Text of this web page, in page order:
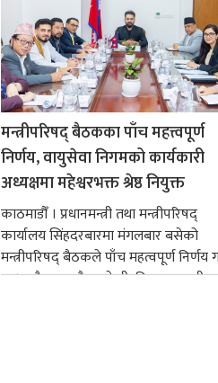
मन्त्रीपरिषद् बैठकका पाँच महत्त्वपूर्ण
निर्णय, वायुसेवा निगमको कार्यकारी
अध्यक्षमा महेश्वरभक्त श्रेष्ठ नियुक्त
काठमाडौँ । प्रधानमन्त्री तथा मन्त्रीपरिषद्
कार्यालय सिंहदरबारमा मंगलबार बसेको
मन्त्रीपरिषद् बैठकले पाँच महत्वपूर्ण निर्णय
छ । यसैक्रममा बैडकले बीउबिजनसम्बन्धी...